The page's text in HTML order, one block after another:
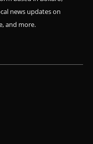
news updates on
and more.